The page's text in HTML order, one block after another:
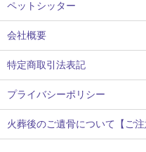
ペットシッター
会社概要
特定商取引法表記
プライバシーポリシー
火葬後のご遺骨について【ご